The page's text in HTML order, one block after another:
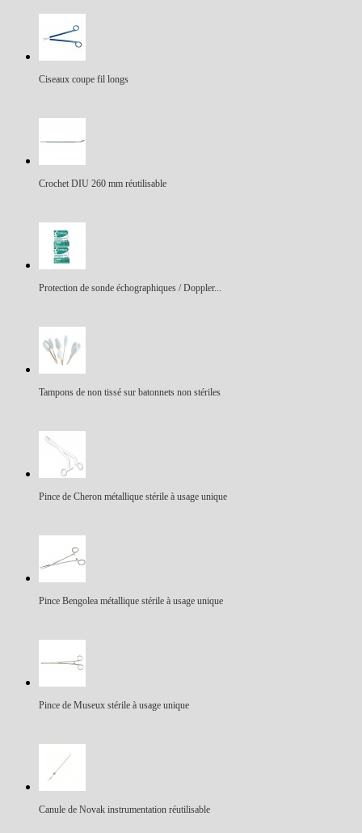
Ciseaux coupe fil longs
Crochet DIU 260 mm réutilisable
Protection de sonde échographiques / Doppler...
Tampons de non tissé sur batonnets non stériles
Pince de Cheron métallique stérile à usage unique
Pince Bengolea métallique stérile à usage unique
Pince de Museux stérile à usage unique
Canule de Novak instrumentation réutilisable